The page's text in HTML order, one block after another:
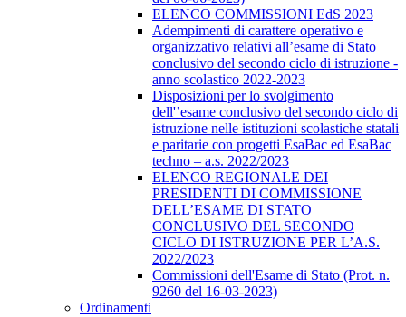
ELENCO COMMISSIONI EdS 2023
Adempimenti di carattere operativo e
organizzativo relativi all’esame di Stato
conclusivo del secondo ciclo di istruzione -
anno scolastico 2022-2023
Disposizioni per lo svolgimento
dell'’esame conclusivo del secondo ciclo di
istruzione nelle istituzioni scolastiche statali
e paritarie con progetti EsaBac ed EsaBac
techno – a.s. 2022/2023
ELENCO REGIONALE DEI
PRESIDENTI DI COMMISSIONE
DELL’ESAME DI STATO
CONCLUSIVO DEL SECONDO
CICLO DI ISTRUZIONE PER L’A.S.
2022/2023
Commissioni dell'Esame di Stato (Prot. n.
9260 del 16-03-2023)
Ordinamenti